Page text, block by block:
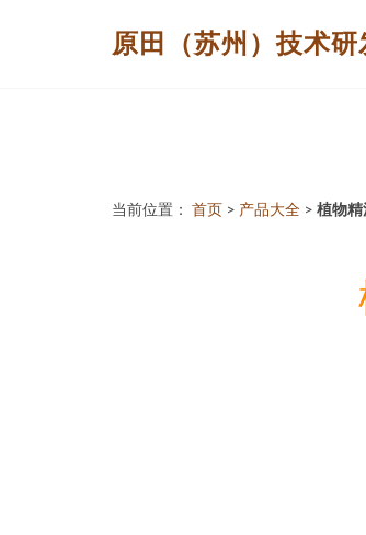
原田（苏州）技术研
当前位置： 首页 > 产品大全 > 植物